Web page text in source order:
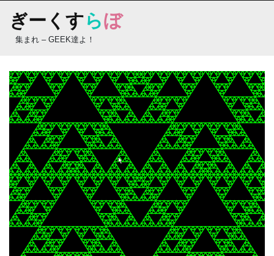
content
ぎーくすらぼ
集まれ – GEEK達よ！